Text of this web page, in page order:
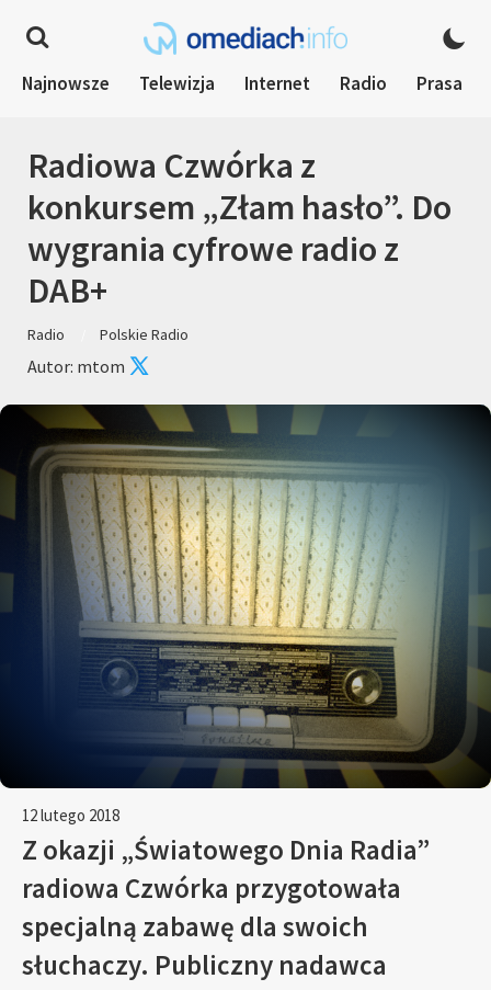
Najnowsze Telewizja Internet Radio Prasa
Radiowa Czwórka z
konkursem „Złam hasło”. Do
wygrania cyfrowe radio z
DAB+
Radio Polskie Radio
Autor: mtom
12 lutego 2018
Z okazji „Światowego Dnia Radia”
radiowa Czwórka przygotowała
specjalną zabawę dla swoich
słuchaczy. Publiczny nadawca